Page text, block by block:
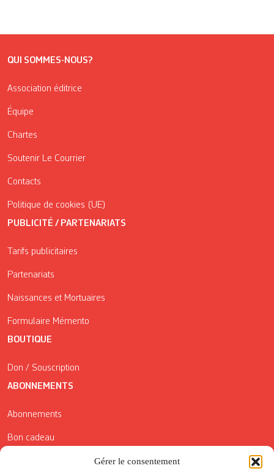
Gérer le consentement
QUI SOMMES-NOUS?
Association éditrice
Équipe
Chartes
Soutenir Le Courrier
Contacts
Politique de cookies (UE)
PUBLICITÉ / PARTENARIATS
Tarifs publicitaires
Partenariats
Naissances et Mortuaires
Formulaire Mémento
BOUTIQUE
Don / Souscription
ABONNEMENTS
Abonnements
Bon cadeau
Conditions générales de vente